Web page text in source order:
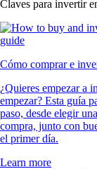
Claves para invertir
Cómo comprar e
¿Quieres empezar a
empezar? Esta guía
paso, desde elegir
compra, junto con
el primer día.
Learn more